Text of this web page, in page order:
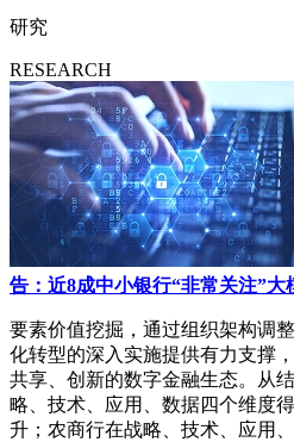
研究
RESEARCH
告：近8成中小银行“非常关注”大
要素价值挖掘，通过组织架构调
化转型的深入实施提供有力支撑
共享、创新的数字金融生态。从
略、技术、应用、数据四个维度
升；农商行在战略、技术、应用